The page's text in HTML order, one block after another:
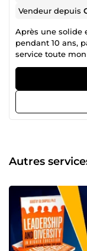
Vendeur depuis
Après une solide
pendant 10 ans,
service toute
créativité, afin de
graphiques :
Internet...
Autres